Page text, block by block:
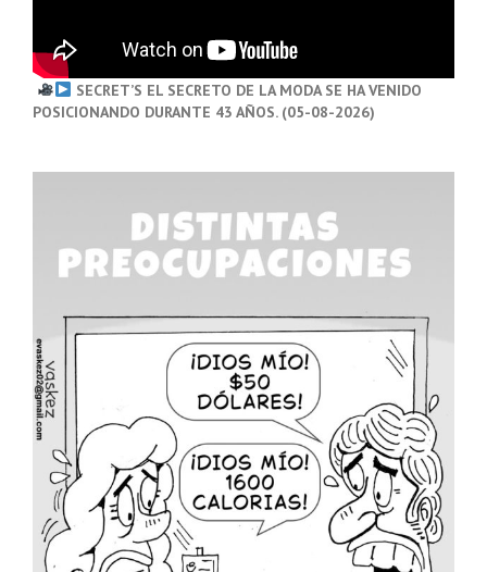
SECRET’S EL SECRETO DE LA MODA SE HA VENIDO
POSICIONANDO DURANTE 43 AÑOS. (05-08-2026)